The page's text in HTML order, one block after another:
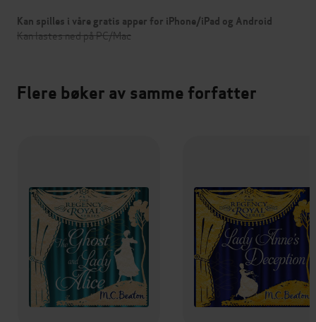
Kan spilles i våre gratis apper for iPhone/iPad og Android
Kan lastes ned på PC/Mac
Flere bøker av samme forfatter